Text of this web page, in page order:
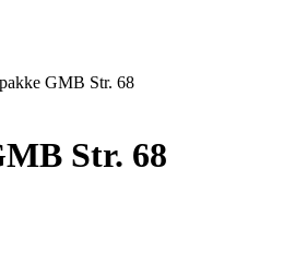
GMB Str. 68
Str. 68